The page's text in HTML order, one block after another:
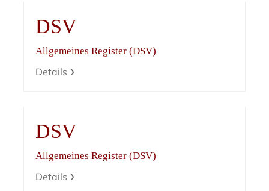
DSV
Allgemeines Register (DSV)
Details
DSV
Allgemeines Register (DSV)
Details